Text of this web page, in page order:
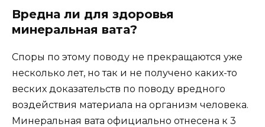
Вредна ли для здоровья
минеральная вата?
Споры по этому поводу не прекращаются уже
несколько лет, но так и не получено каких-то
веских доказательств по поводу вредного
воздействия материала на организм человека.
Минеральная вата официально отнесена к 3